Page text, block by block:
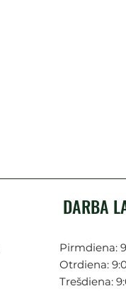
DARBA
Pirmdiena:
Otrdiena:
Trešdiena: